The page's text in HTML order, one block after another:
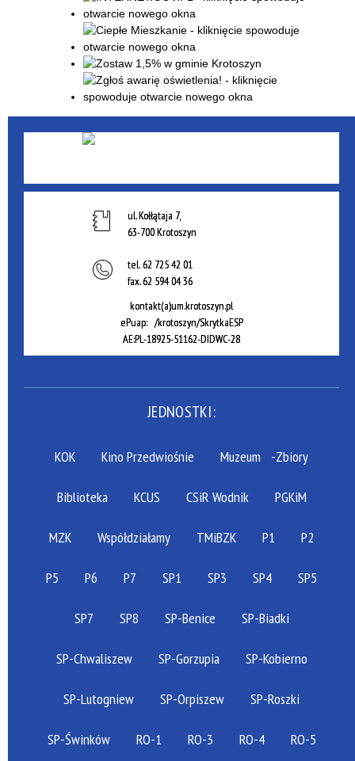
ul. Kołłątaja 7,
63-700 Krotoszyn
tel.62 725 42 01
fax.62 594 04 36
kontakt(a)um.krotoszyn.pl
ePuap: /krotoszyn/SkrytkaESP
AE:PL-18925-51162-DIDWC-28
JEDNOSTKI:
KOK Kino Przedwiośnie Muzeum -Zbiory
Biblioteka KCUS CSiR Wodnik PGKiM
MZK Współdziałamy TMiBZK P1 P2
P5 P6 P7 SP1 SP3 SP4 SP5
SP7 SP8 SP-Benice SP-Biadki
SP-Chwaliszew SP-Gorzupia SP-Kobierno
SP-Lutogniew SP-Orpiszew SP-Roszki
SP-Świnków RO-1 RO-3 RO-4 RO-5